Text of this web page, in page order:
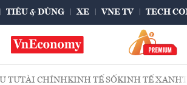
TIÊU & DÙNG XE VNE TV TECH
TƯTÀI CHÍNHKINH TẾ SỐKINH TẾ XANH